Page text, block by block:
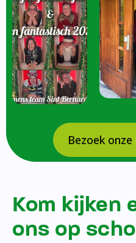
Bezoek
Kom kijken
ons op